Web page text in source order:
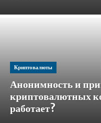
Криптовалюты
Анонимность и
криптовалютных
работает?